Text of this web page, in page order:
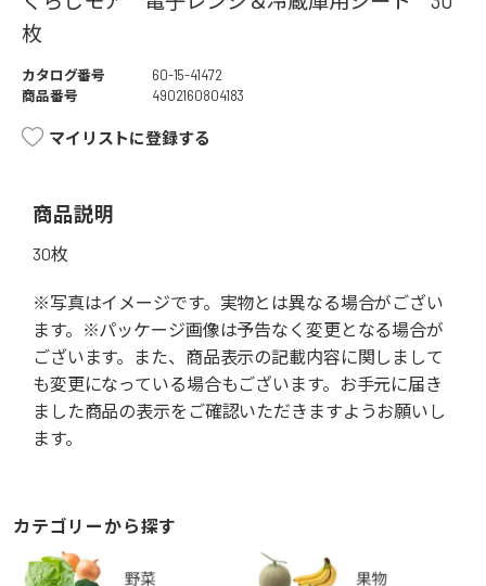
枚
カタログ番号
60-15-41472
商品番号
4902160804183
マイリストに登録する
商品説明
30枚
※写真はイメージです。実物とは異なる場合がござい
ます。※パッケージ画像は予告なく変更となる場合が
ございます。また、商品表示の記載内容に関しまして
も変更になっている場合もございます。お手元に届き
ました商品の表示をご確認いただきますようお願いし
ます。
カテゴリーから探す